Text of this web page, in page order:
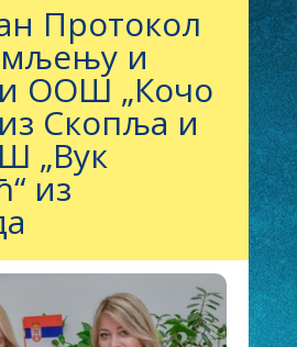
Протокол
и
ООШ „Кочо
Скопља и
„Вук
из